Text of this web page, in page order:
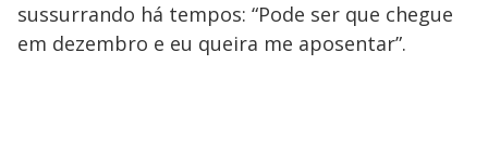
sussurrando há tempos: “Pode ser que chegue
em dezembro e eu queira me aposentar”.